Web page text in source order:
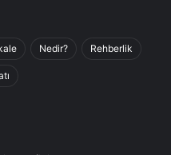
Nedir? Rehberlik